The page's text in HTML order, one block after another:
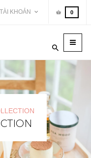
0
TÀI KHOẢN
Toggle